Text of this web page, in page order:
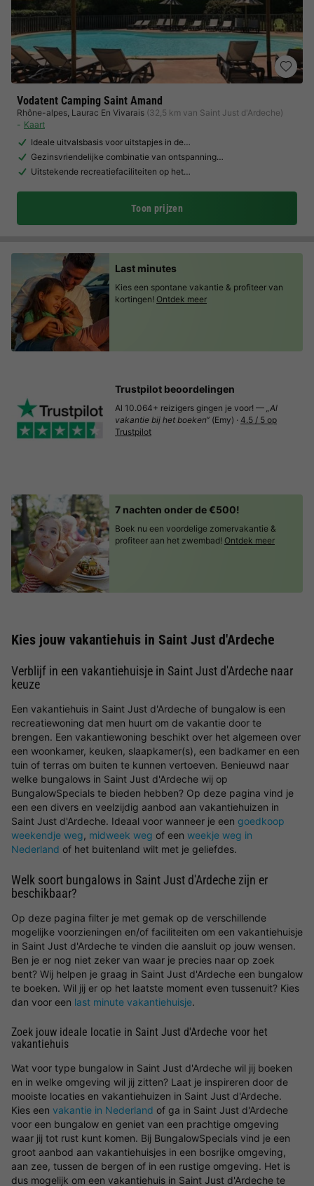
Vodatent Camping Saint Amand
Rhône-alpes, Laurac En Vivarais (32,5 km van Saint Just d'Ardeche)
Kaart
Ideale uitvalsbasis voor uitstapjes in de…
Gezinsvriendelijke combinatie van ontspanning…
Uitstekende recreatiefaciliteiten op het…
Toon prijzen
Last minutes
Kies een spontane vakantie & profiteer van
kortingen! Ontdek meer
Trustpilot beoordelingen
Al 10.064+ reizigers gingen je voor! — „Al
vakantie bij het boeken“ (Emy) · 4.5 / 5 op
Trustpilot
7 nachten onder de €500!
Boek nu een voordelige zomervakantie &
profiteer aan het zwembad! Ontdek meer
Kies jouw vakantiehuis in Saint Just d'Ardeche
Verblijf in een vakantiehuisje in Saint Just d'Ardeche naar
keuze
Een vakantiehuis in Saint Just d'Ardeche of bungalow is een
recreatiewoning dat men huurt om de vakantie door te
brengen. Een vakantiewoning beschikt over het algemeen over
een woonkamer, keuken, slaapkamer(s), een badkamer en een
tuin of terras om buiten te kunnen vertoeven. Benieuwd naar
welke bungalows in Saint Just d'Ardeche wij op
BungalowSpecials te bieden hebben? Op deze pagina vind je
een een divers en veelzijdig aanbod aan vakantiehuizen in
Saint Just d'Ardeche. Ideaal voor wanneer je een goedkoop
weekendje weg, midweek weg of een weekje weg in
Nederland of het buitenland wilt met je geliefdes.
Welk soort bungalows in Saint Just d'Ardeche zijn er
beschikbaar?
Op deze pagina filter je met gemak op de verschillende
mogelijke voorzieningen en/of faciliteiten om een vakantiehuisje
in Saint Just d'Ardeche te vinden die aansluit op jouw wensen.
Ben je er nog niet zeker van waar je precies naar op zoek
bent? Wij helpen je graag in Saint Just d'Ardeche een bungalow
te boeken. Wil jij er op het laatste moment even tussenuit? Kies
dan voor een last minute vakantiehuisje.
Zoek jouw ideale locatie in Saint Just d'Ardeche voor het
vakantiehuis
Wat voor type bungalow in Saint Just d'Ardeche wil jij boeken
en in welke omgeving wil jij zitten? Laat je inspireren door de
mooiste locaties en vakantiehuizen in Saint Just d'Ardeche.
Kies een vakantie in Nederland of ga in Saint Just d'Ardeche
voor een bungalow en geniet van een prachtige omgeving
waar jij tot rust kunt komen. Bij BungalowSpecials vind je een
groot aanbod aan vakantiehuisjes in een bosrijke omgeving,
aan zee, tussen de bergen of in een rustige omgeving. Het is
dus mogelijk om een vakantiehuis in Saint Just d'Ardeche te